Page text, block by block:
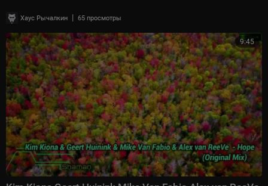
Хаус Рычалкин | 65 просмотры
9:45